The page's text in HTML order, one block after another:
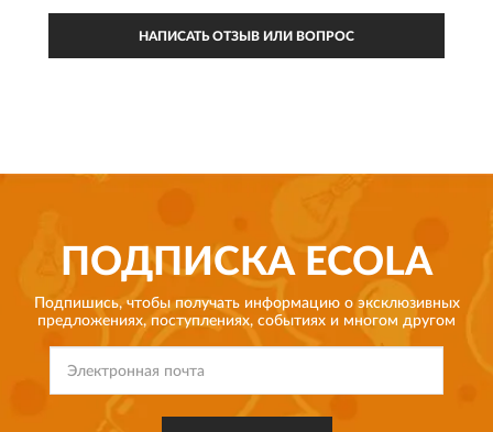
НАПИСАТЬ ОТЗЫВ ИЛИ ВОПРОС
ПОДПИСКА ECOLA
Подпишись, чтобы получать информацию о эксклюзивных
предложениях, поступлениях, событиях и многом другом